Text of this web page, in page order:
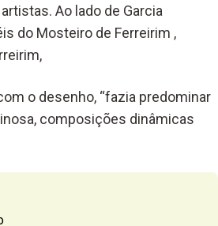
Ao lado de Garcia
do Mosteiro de Ferreirim ,
o desenho, “fazia predominar
composições dinâmicas